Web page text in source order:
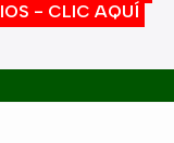
- CLIC AQUÍ